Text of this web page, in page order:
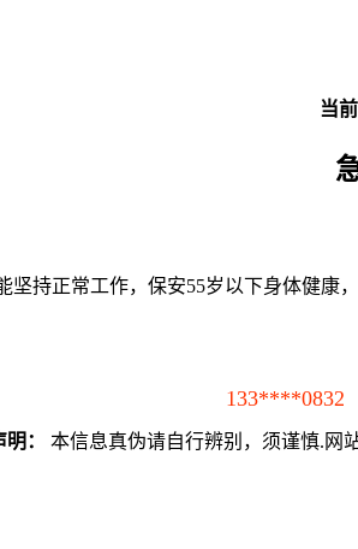
当
坚持正常工作，保安55岁以下身体健
133****0832
： 本信息真伪请自行辨别，须谨慎.网